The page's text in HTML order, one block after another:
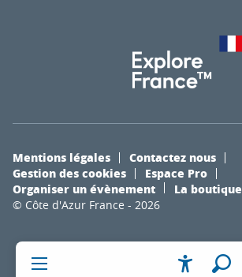
© Côte d'Azur France - 2026
Mentions légales
Contactez nous
Gestion des cookies
Espace Pro
Organiser un évènement
La boutique